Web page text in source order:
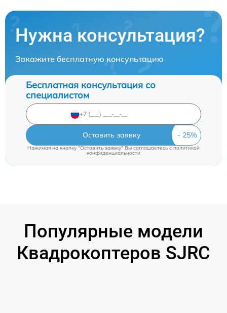
Нужна консультация?
Закажите бесплатную консультацию
Бесплатная консультация со
специалистом
Оставить заявку
Нажимая на кнопку "Оставить заявку" Вы соглашаетесь cполитикой
конфиденциальности
Популярные модели
Квадрокоптеров SJRC